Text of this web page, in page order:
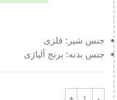
جنس شیر: فلزی
جنس بدنه: برنج آلیاژی